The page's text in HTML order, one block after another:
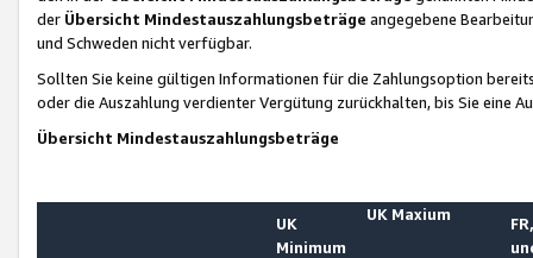
der Übersicht Mindestauszahlungsbeträge angegebene
und Schweden nicht verfügbar.
Sollten Sie keine gültigen Informationen für die Zahlungsoption
oder die Auszahlung verdienter Vergütung zurückhalten, bis Sie
Übersicht Mindestauszahlungsbeträge
UK
Minimum
UK Maxium